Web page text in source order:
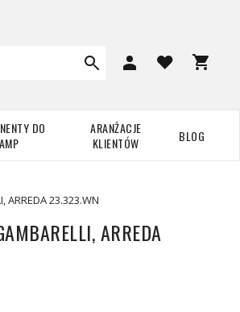
DO
ARANŻACJE
KLIENTÓW
BLOG
23.323.WN
ARREDA